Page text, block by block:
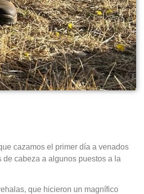
cazamos el primer día a venados
cabeza a algunos puestos a la
que hicieron un magnífico